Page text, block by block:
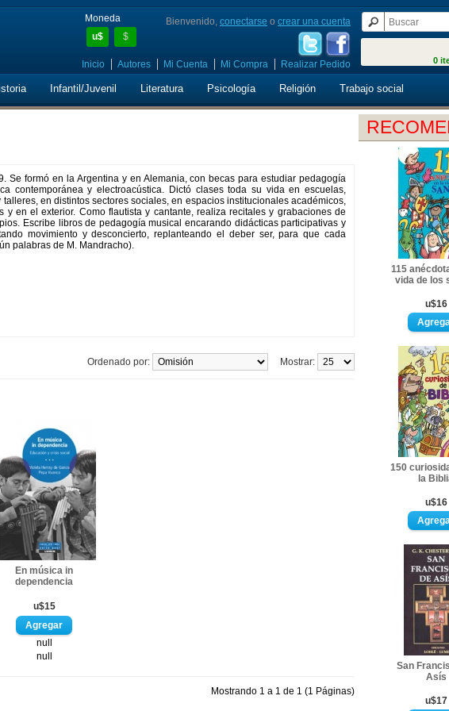
Moneda
u$
$
0
Bienvenido, conectarse o crear una cuenta
Inicio Autores Mi Cuenta Mi Compra Realizar Pedido
Infantil/Juvenil Literatura Psicología Religión Trabajo social
115
vida de los
u$16
150
la
u$16
San
Asís
u$17
Se formó en la Argentina y en Alemania, con becas para estudiar pedagogía
contemporánea y electroacústica. Dictó clases toda su vida en escuelas,
en distintos sectores sociales, en espacios institucionales académicos,
y en el exterior. Como flautista y cantante, realiza recitales y grabaciones de
Escribe libros de pedagogía musical encarando didácticas participativas y
movimiento y desconcierto, replanteando el deber ser, para que cada
palabras de M. Mandracho).
Mostrar:
Ordenado por:
En música in
dependencia
u$15
null
null
Mostrando 1 a 1 de 1 (1 Páginas)